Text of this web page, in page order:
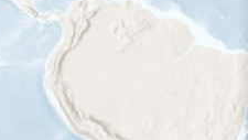
Rango de invierno
Rango a lo largo del año